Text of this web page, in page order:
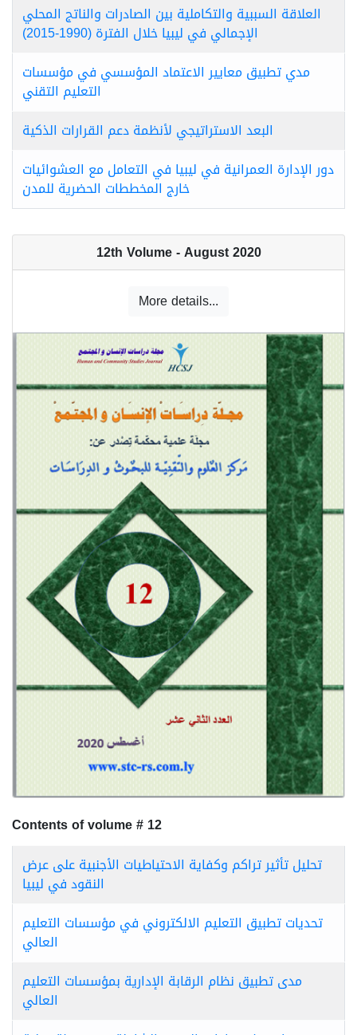
العلاقة السببية والتكاملية بين الصادرات والناتج المحلي
الإجمالي في ليبيا خلال الفترة (1990-2015)
مدي تطبيق معايير الاعتماد المؤسسي في مؤسسات
التعليم التقني
البعد الاستراتيجي لأنظمة دعم القرارات الذكية
دور الإدارة العمرانية في ليبيا في التعامل مع العشوائيات
خارج المخططات الحضرية للمدن
12th Volume - August 2020
More details...
Contents of volume # 12
تحليل تأثير تراكم وكفاية الاحتياطيات الأجنبية على عرض
النقود في ليبيا
تحديات تطبيق التعليم الالكتروني في مؤسسات التعليم
العالي
مدى تطبيق نظام الرقابة الإدارية بمؤسسات التعليم
العالي